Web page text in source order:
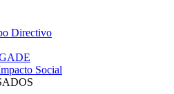
Directivo
Social